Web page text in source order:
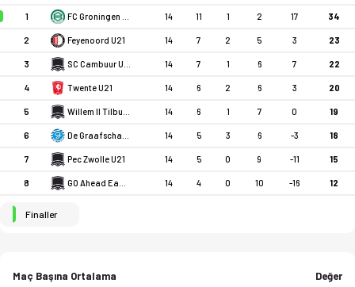
1 14 11 1 2 17 34
2 Feyenoord U21 14 7 2 5 3 23
3 14 7 1 6 7 22
4 Twente U21 14 6 2 6 3 20
5 14 6 1 7 0 19
6 14 5 3 6 -3 18
7 Pec Zwolle U21 14 5 0 9 -11 15
8 14 4 0 10 -16 12
Finaller
Maç Başına Ortalama Değer